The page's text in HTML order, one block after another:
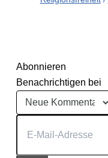
Abonnieren
Benachrichtigen bei